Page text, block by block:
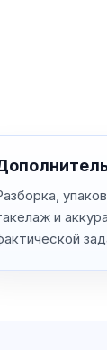
и